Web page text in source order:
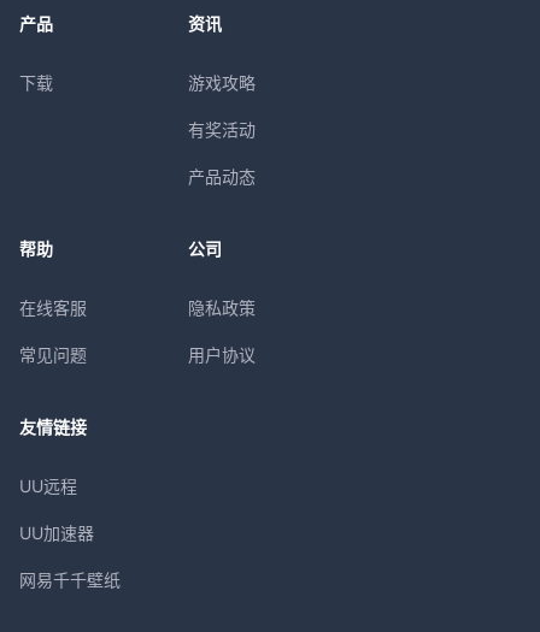
产品
下载
资讯
游戏攻略
有奖活动
产品动态
帮助
在线客服
常见问题
公司
隐私政策
用户协议
友情链接
UU远程
UU加速器
网易千千壁纸